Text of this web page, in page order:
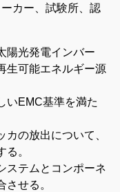
カー、試験所、認
陽光発電インバー
生可能エネルギー源
いEMC基準を満た
カの放出について、
。
ステムとコンポーネ
せる。